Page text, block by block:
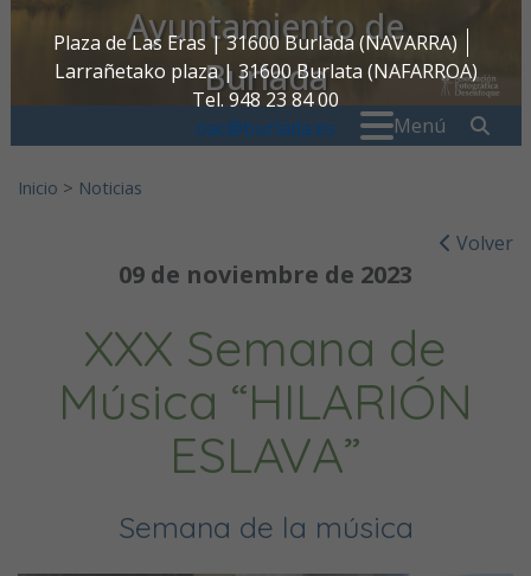
Plaza de Las Eras | 31600 Burlada (NAVARRA)
Larrañetako plaza | 31600 Burlata (NAFARROA)
Tel. 948 23 84 00
oac@burlada.es
Ayuntamiento de
Burlada
Menú
Inicio > Noticias
Volver
09 de noviembre de 2023
XXX Semana de
Música “HILARIÓN
ESLAVA”
Semana de la música